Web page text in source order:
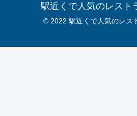
駅近くで人気のレスト
© 2022 駅近くで人気のレス